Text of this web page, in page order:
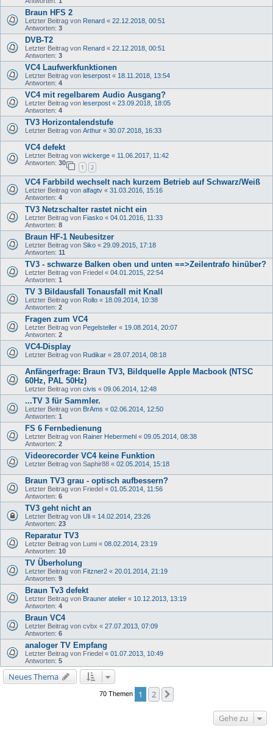
Braun HFS 2
Letzter Beitrag von Renard « 22.12.2018, 00:51
Antworten: 3
DVB-T2
Letzter Beitrag von Renard « 22.12.2018, 00:51
Antworten: 3
VC4 Laufwerkfunktionen
Letzter Beitrag von leserpost « 18.11.2018, 13:54
Antworten: 4
VC4 mit regelbarem Audio Ausgang?
Letzter Beitrag von leserpost « 23.09.2018, 18:05
Antworten: 4
TV3 Horizontalendstufe
Letzter Beitrag von Arthur « 30.07.2018, 16:33
VC4 defekt
Letzter Beitrag von wickerge « 11.06.2017, 11:42
Antworten: 30
1 2
VC4 Farbbild wechselt nach kurzem Betrieb auf Schwarz/Weiß
Letzter Beitrag von alfagtv « 31.03.2016, 15:16
Antworten: 4
TV3 Netzschalter rastet nicht ein
Letzter Beitrag von Fiasko « 04.01.2016, 11:33
Antworten: 8
Braun HF-1 Neubesitzer
Letzter Beitrag von Siko « 29.09.2015, 17:18
Antworten: 11
TV3 - schwarze Balken oben und unten ==>Zeilentrafo hinüber?
Letzter Beitrag von Friedel « 04.01.2015, 22:54
Antworten: 1
TV 3 Bildausfall Tonausfall mit Knall
Letzter Beitrag von Rollo « 18.09.2014, 10:38
Antworten: 2
Fragen zum VC4
Letzter Beitrag von Pegelsteller « 19.08.2014, 20:07
Antworten: 2
VC4-Display
Letzter Beitrag von Rudikar « 28.07.2014, 08:18
Anfängerfrage: Braun TV3, Bildquelle Apple Macbook (NTSC
60Hz, PAL 50Hz)
Letzter Beitrag von civis « 09.06.2014, 12:48
...TV 3 für Sammler.
Letzter Beitrag von BrAms « 02.06.2014, 12:50
Antworten: 1
FS 6 Fernbedienung
Letzter Beitrag von Rainer Hebermehl « 09.05.2014, 08:38
Antworten: 2
Videorecorder VC4 keine Funktion
Letzter Beitrag von Saphir88 « 02.05.2014, 15:18
Braun TV3 grau - optisch aufbessern?
Letzter Beitrag von Friedel « 01.05.2014, 11:56
Antworten: 6
TV3 geht nicht an
Letzter Beitrag von Uli « 14.02.2014, 23:26
Antworten: 23
Reparatur TV3
Letzter Beitrag von Lumi « 08.02.2014, 23:19
Antworten: 10
TV Überholung
Letzter Beitrag von Fitzner2 « 20.01.2014, 21:19
Antworten: 9
Braun Tv3 defekt
Letzter Beitrag von Brauner atelier « 10.12.2013, 13:19
Antworten: 4
Braun VC4
Letzter Beitrag von cvbx « 27.07.2013, 07:09
Antworten: 6
analoger TV Empfang
Letzter Beitrag von Friedel « 01.07.2013, 10:49
Antworten: 5
Neues Thema
70 Themen 1 2
Gehe zu